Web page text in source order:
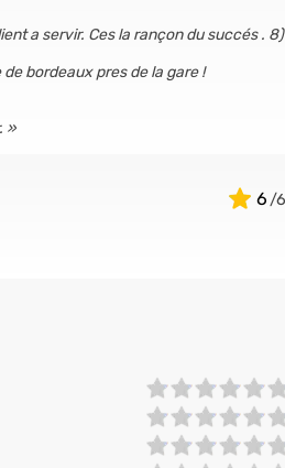
a servir. Ces la rançon du succés . 8)
bordeaux pres de la gare !
6